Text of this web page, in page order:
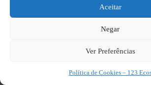
Aceitar
Negar
Ver Preferências
Política de Cookies – 123
Situaçãoatual da
do ODS 13 no Brasil
Financiamento
Desenvolvimento no